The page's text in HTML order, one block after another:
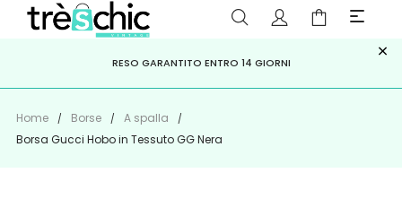
PAGA A RATE CONKLARNA,HEYLIGHT, APPAGO
ISCRIVITI ALLA NEWSLETTER PER NON PERDERE SCONTI E
OFFERTE IMPERDIBILI!
RESO GARANTITO ENTRO 14 GIORNI ×
Home Borse
A spalla
Borsa Gucci Hobo in Tessuto GG Nera